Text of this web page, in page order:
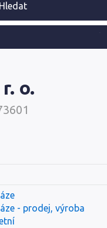
Hledat
o.
- prodej, výroba